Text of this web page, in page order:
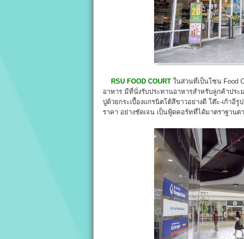
RSU FOOD COURT ในส่วนที่เป็นโซน Food
อาหาร มีที่นั่งรับประทานอาหารสำหรับลูกค้าปร
ปูด้วยกระเบื้องแกรนิตโต้สีขาวอย่างดี โต๊ะ-เก้าอี
ราคา อย่างชัดเจน เป็นฟู้ดคอร์ทที่ได้มาตราฐานต